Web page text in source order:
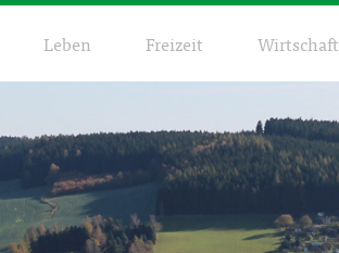
Leben Freizeit Wirtschaft